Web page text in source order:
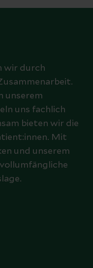
wir durch
unserem
uns fachlich
bieten wir die
Mit
und unserem